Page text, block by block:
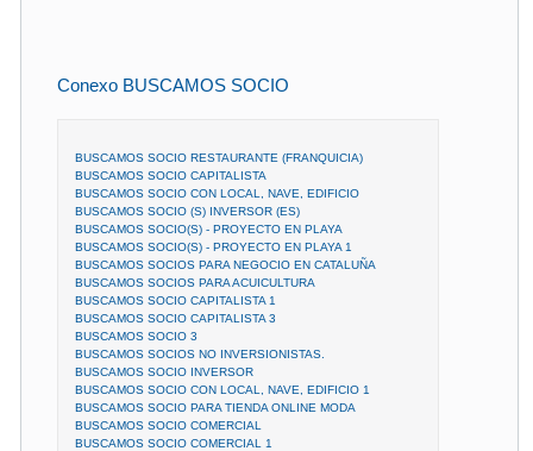
Conexo BUSCAMOS SOCIO
BUSCAMOS SOCIO RESTAURANTE (FRANQUICIA)
BUSCAMOS SOCIO CAPITALISTA
BUSCAMOS SOCIO CON LOCAL, NAVE, EDIFICIO
BUSCAMOS SOCIO (S) INVERSOR (ES)
BUSCAMOS SOCIO(S) - PROYECTO EN PLAYA
BUSCAMOS SOCIO(S) - PROYECTO EN PLAYA 1
BUSCAMOS SOCIOS PARA NEGOCIO EN CATALUÑA
BUSCAMOS SOCIOS PARA ACUICULTURA
BUSCAMOS SOCIO CAPITALISTA 1
BUSCAMOS SOCIO CAPITALISTA 3
BUSCAMOS SOCIO 3
BUSCAMOS SOCIOS NO INVERSIONISTAS.
BUSCAMOS SOCIO INVERSOR
BUSCAMOS SOCIO CON LOCAL, NAVE, EDIFICIO 1
BUSCAMOS SOCIO PARA TIENDA ONLINE MODA
BUSCAMOS SOCIO COMERCIAL
BUSCAMOS SOCIO COMERCIAL 1